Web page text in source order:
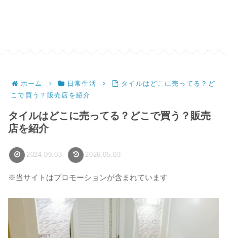
ホーム 日常生活
タイルはどこに売ってる？ど
こで買う？販売店を紹介
タイルはどこに売ってる？どこで買う？販売
店を紹介
2024.09.03 2026.05.03
※当サイトはプロモーションが含まれています